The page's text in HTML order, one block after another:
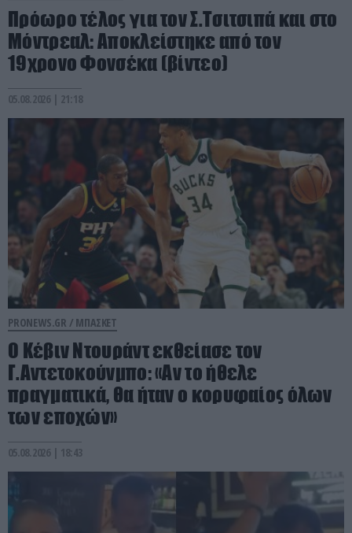
Πρόωρο τέλος για τον Σ.Τσιτσιπά και στο
Μόντρεαλ: Αποκλείστηκε από τον
19χρονο Φονσέκα (βίντεο)
05.08.2026 | 21:18
PRONEWS.GR / ΜΠΑΣΚΕΤ
Ο Κέβιν Ντουράντ εκθείασε τον
Γ.Αντετοκούνμπο: «Αν το ήθελε
πραγματικά, θα ήταν ο κορυφαίος όλων
των εποχών»
05.08.2026 | 18:43